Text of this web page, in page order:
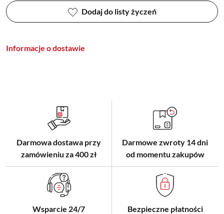
Dodaj do listy życzeń
Informacje o dostawie
Darmowa dostawa przy
zamówieniu za 400 zł
Darmowe zwroty 14 dni
od momentu zakupów
Wsparcie 24/7 Bezpieczne płatności